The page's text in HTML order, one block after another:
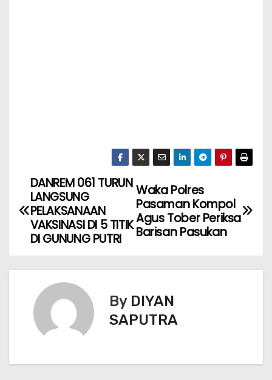
Waka Polres
Pasaman Kompol
Agus Tober Periksa
Barisan Pasukan
DANREM 061 TURUN
LANGSUNG
PELAKSANAAN
VAKSINASI DI 5 TITIK
DI GUNUNG PUTRI
By DIYAN
SAPUTRA